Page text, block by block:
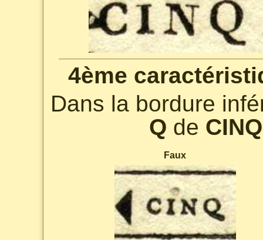
4ème
Dans la bordure
Q de CINQ
Faux